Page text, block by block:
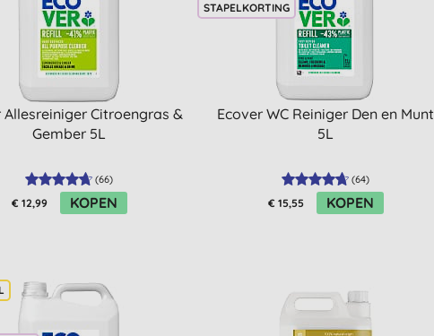
Allesreiniger Citroengras &
Gember 5L
(66)
€ 12,99 KOPEN
STAPELKORTING
Ecover WC Reiniger Den en Munt
5L
(64)
€ 15,55 KOPEN